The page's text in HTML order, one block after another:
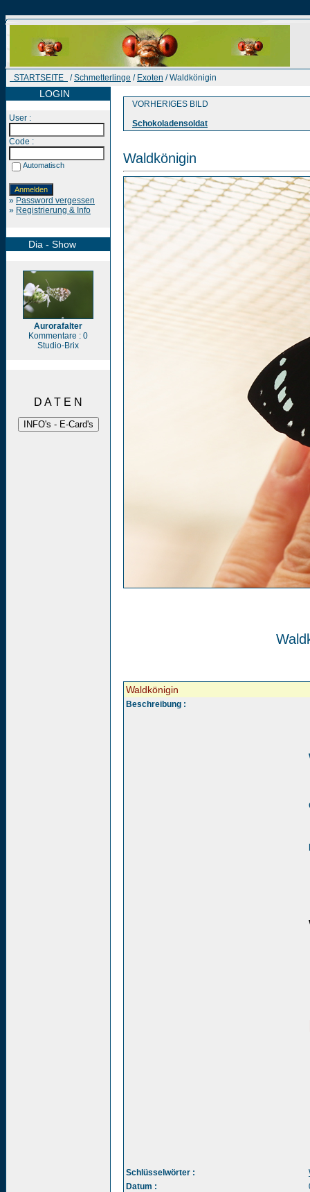
STARTSEITE /Schmetterlinge / Exoten / Waldkönigin
LOGIN
User :
Code :
Automatisch
» Password vergessen
» Registrierung & Info
Dia - Show
Aurorafalter
Kommentare : 0
Studio-Brix
D A T E N
VORHERIGES BILD
Schokoladensoldat
Waldkönigin
Waldkönigin
Beschreibung :
Schlüsselwörter :
Datum :